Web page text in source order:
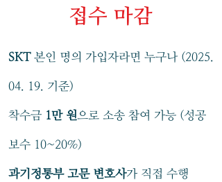
접수 마감
SKT본인 명의 가입자라면 누구나 (2025.
04. 19. 기준)
착수금 1만 원으로 소송 참여 가능 (성공
보수 10~20%)
과기정통부 고문 변호사가 직접 수행